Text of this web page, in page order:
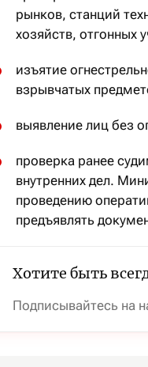
рынков, станций
хозяйств, отгонных
изъятие
взрывчатых
выявление лиц без
проверка ранее
внутренних дел.
проведению
предъявлять
Хотите быть
Подписывайтесь на